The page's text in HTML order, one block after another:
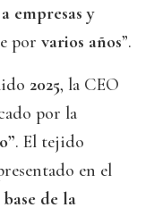
empresas y
por varios años”.
2025, la CEO
por la
. El tejido
en el
de la